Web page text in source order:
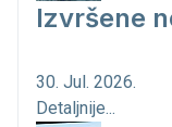
Izvršene
30. Jul. 2026.
Detaljnije...